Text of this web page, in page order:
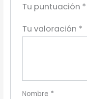
Tu puntuación *
Tu valoración *
Nombre *